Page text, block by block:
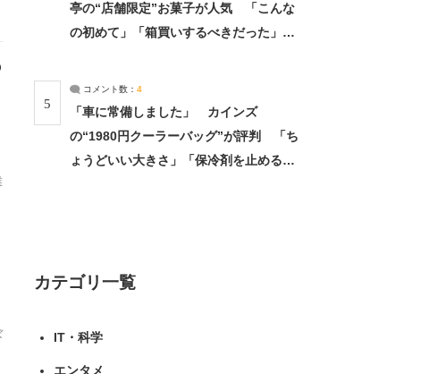
亭の“店舗限定”お菓子が人気 「こんな
の初めて」「箱買いするべきだった」
5
コメント数： 4
「車に常備しました」 カインズ
の“1980円クーラーバッグ”が評判 「ち
ょうどいい大きさ」「保冷剤を止めるベ
カテゴリ一覧
IT・科学
エンタメ